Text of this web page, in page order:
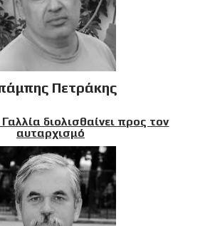
Πετράκης
διολισθαίνει προς τον
αυταρχισμό